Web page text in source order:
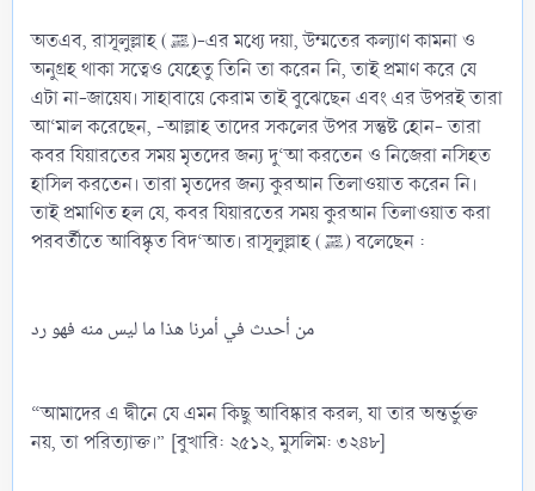
অতএব, রাসূলুল্লাহ (ﷺ)-এর মধ্যে দয়া, উম্মতের কল্যাণ কামনা ও
অনুগ্রহ থাকা সত্বেও যেহেতু তিনি তা করেন নি, তাই প্রমাণ করে যে
এটা না-জায়েয। সাহাবায়ে কেরাম তাই বুঝেছেন এবং এর উপরই তারা
আ‘মাল করেছেন, -আল্লাহ তাদের সকলের উপর সন্তুষ্ট হোন- তারা
কবর যিয়ারতের সময় মৃতদের জন্য দু‘আ করতেন ও নিজেরা নসিহত
হাসিল করতেন। তারা মৃতদের জন্য কুরআন তিলাওয়াত করেন নি।
তাই প্রমাণিত হল যে, কবর যিয়ারতের সময় কুরআন তিলাওয়াত করা
পরবর্তীতে আবিষ্কৃত বিদ‘আত। রাসূলুল্লাহ (ﷺ) বলেছেন :
‏من أحدث في أمرنا هذا ما ليس منه فهو رد‏‏
“আমাদের এ দ্বীনে যে এমন কিছু আবিষ্কার করল, যা তার অন্তর্ভুক্ত
নয়, তা পরিত্যাক্ত।” [বুখারি: ২৫১২, মুসলিম: ৩২৪৮]